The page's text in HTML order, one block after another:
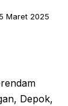
Maret 2025
Depok,